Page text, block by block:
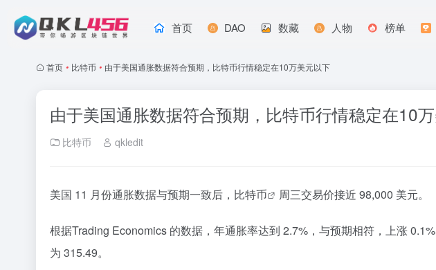
首页 DAO 数藏 人物 榜单
首页 • 比特币 • 由于美国通胀数据符合预期，比特币行情稳定在10万美元以下
由于美国通胀数据符合预期，比特币行情稳定在10
比特币 qkledit
美国 11 月份通胀数据与预期一致后， 比特币 周三交易价接近 98,000 美元。
根据Trading Economics 的数据，年通胀率达到 2.7%，与预期相符，上涨
为 315.49。